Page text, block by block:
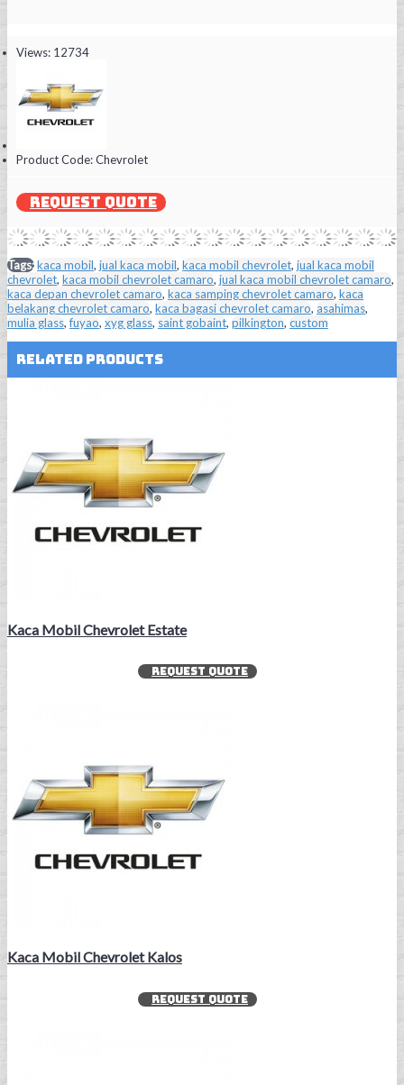
Views: 12734
Product Code:Chevrolet
REQUEST QUOTE
Tags:kaca mobil, jual kaca mobil, kaca mobil chevrolet, jual kaca mobil
chevrolet, kaca mobil chevrolet camaro, jual kaca mobil chevrolet camaro,
kaca depan chevrolet camaro, kaca samping chevrolet camaro, kaca
belakang chevrolet camaro, kaca bagasi chevrolet camaro, asahimas,
mulia glass,fuyao, xyg glass, saint gobaint, pilkington, custom
Related Products
Kaca Mobil Chevrolet Estate
REQUEST QUOTE
Kaca Mobil Chevrolet Kalos
REQUEST QUOTE